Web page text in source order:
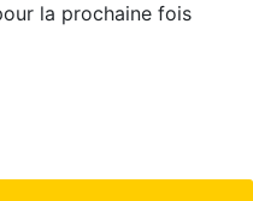
la prochaine fois